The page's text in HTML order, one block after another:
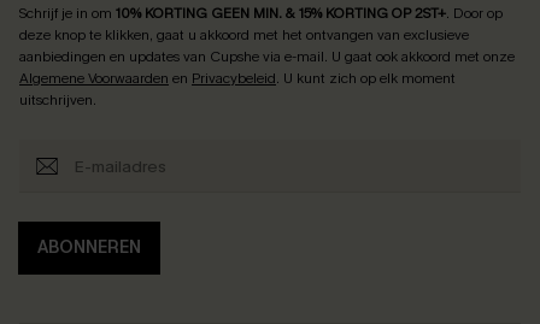
Schrijf je in om 10% KORTING GEEN MIN. & 15% KORTING OP 2ST+. Door op
deze knop te klikken, gaat u akkoord met het ontvangen van exclusieve
aanbiedingen en updates van Cupshe via e-mail. U gaat ook akkoord met onze
Algemene Voorwaarden en Privacybeleid. U kunt zich op elk moment
uitschrijven.
ABONNEREN